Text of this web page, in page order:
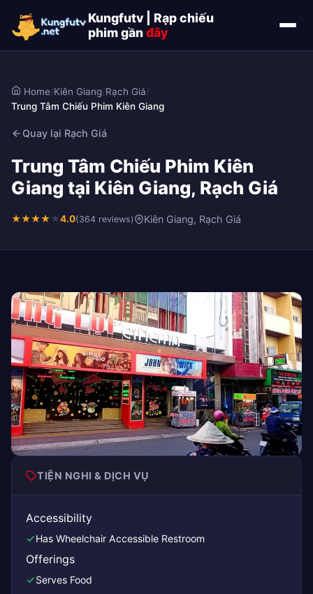
Kungfutv | Rạp chiếu
phim gầnđây
Home/Kiên Giang/Rạch Giá/
Trung Tâm Chiếu Phim Kiên Giang
Quay lại Rạch Giá
Trung Tâm Chiếu Phim Kiên
Giang tại Kiên Giang, Rạch Giá
★★★★★4.0(364 reviews) Kiên Giang, Rạch Giá
TIỆN NGHI & DỊCH VỤ
Accessibility
Has Wheelchair Accessible Restroom
Offerings
Serves Food